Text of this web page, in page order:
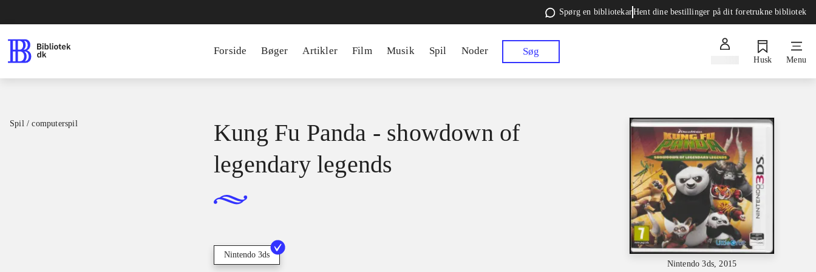
Spørg en bibliotekarHent dine bestillinger på dit foretrukne bibliotek
Forside Bøger Artikler Film Musik Spil Noder Søg
Husk Menu
Spil / computerspil
Nintendo 3ds, 2015
Kung Fu Panda - showdown of
legendary legends
Nintendo 3ds